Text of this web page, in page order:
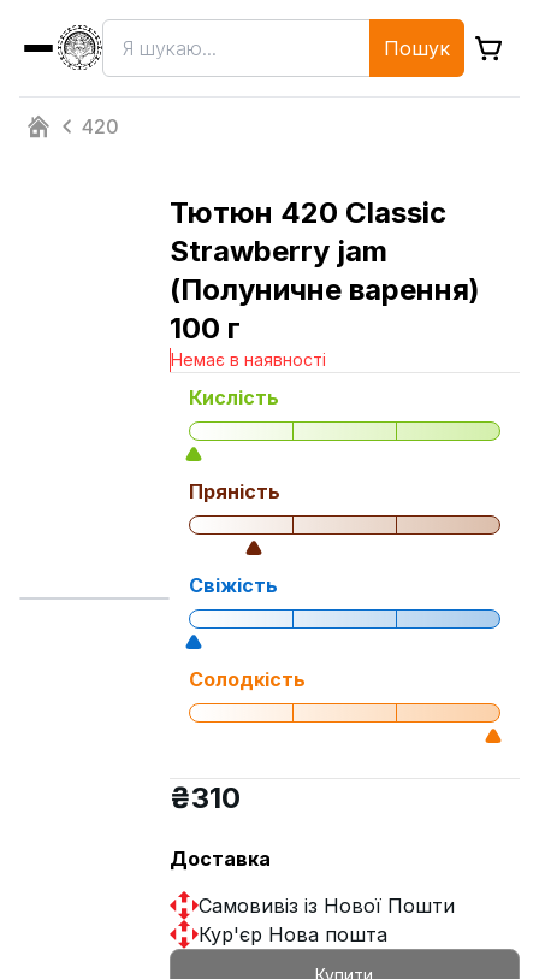
Пошук
420
Тютюн 420 Classic
Strawberry jam
(Полуничне варення)
100 г
Немає в наявності
Кислість
Пряність
Свіжість
Солодкість
₴310
Доставка
Самовивіз із Нової Пошти
Кур'єр Нова пошта
Купити